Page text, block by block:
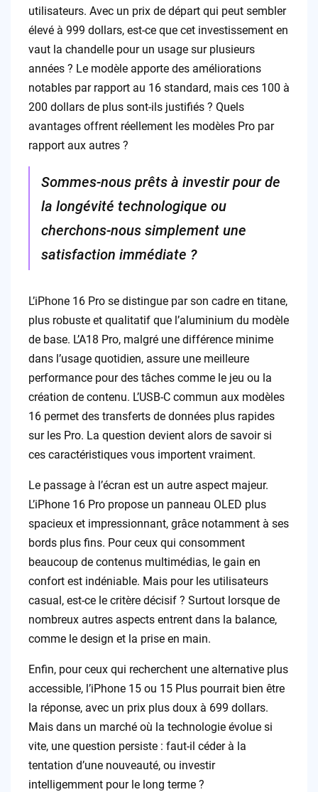
utilisateurs. Avec un prix de départ qui peut sembler
élevé à 999 dollars, est-ce que cet investissement en
vaut la chandelle pour un usage sur plusieurs
années ? Le modèle apporte des améliorations
notables par rapport au 16 standard, mais ces 100 à
200 dollars de plus sont-ils justifiés ? Quels
avantages offrent réellement les modèles Pro par
rapport aux autres ?
Sommes-nous prêts à investir pour de
la longévité technologique ou
cherchons-nous simplement une
satisfaction immédiate ?
L’iPhone 16 Pro se distingue par son cadre en titane,
plus robuste et qualitatif que l’aluminium du modèle
de base. L’A18 Pro, malgré une différence minime
dans l’usage quotidien, assure une meilleure
performance pour des tâches comme le jeu ou la
création de contenu. L’USB-C commun aux modèles
16 permet des transferts de données plus rapides
sur les Pro. La question devient alors de savoir si
ces caractéristiques vous importent vraiment.
Le passage à l’écran est un autre aspect majeur.
L’iPhone 16 Pro propose un panneau OLED plus
spacieux et impressionnant, grâce notamment à ses
bords plus fins. Pour ceux qui consomment
beaucoup de contenus multimédias, le gain en
confort est indéniable. Mais pour les utilisateurs
casual, est-ce le critère décisif ? Surtout lorsque de
nombreux autres aspects entrent dans la balance,
comme le design et la prise en main.
Enfin, pour ceux qui recherchent une alternative plus
accessible, l’iPhone 15 ou 15 Plus pourrait bien être
la réponse, avec un prix plus doux à 699 dollars.
Mais dans un marché où la technologie évolue si
vite, une question persiste : faut-il céder à la
tentation d’une nouveauté, ou investir
intelligemment pour le long terme ?